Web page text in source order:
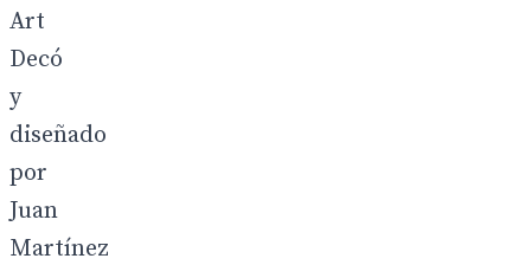
Art
Decó
y
diseñado
por
Juan
Martínez